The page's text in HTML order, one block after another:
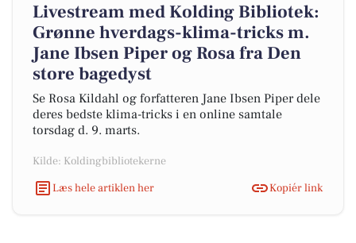
Livestream med Kolding Bibliotek:
Grønne hverdags-klima-tricks m.
Jane Ibsen Piper og Rosa fra Den
store bagedyst
Se Rosa Kildahl og forfatteren Jane Ibsen Piper dele
deres bedste klima-tricks i en online samtale
torsdag d. 9. marts.
Kilde: Koldingbibliotekerne
Læs hele artiklen her
Kopiér link